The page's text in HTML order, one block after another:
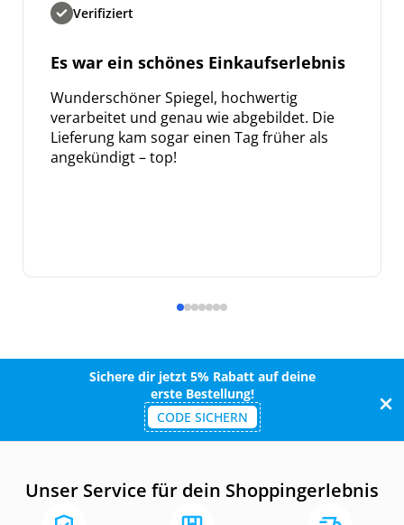
Verifiziert
Es war ein schönes Einkaufserlebnis
Wunderschöner Spiegel, hochwertig
verarbeitet und genau wie abgebildet. Die
Lieferung kam sogar einen Tag früher als
angekündigt – top!
Sichere dir jetzt 5% Rabatt auf deine
erste Bestellung!
CODE SICHERN
Unser Service für dein Shoppingerlebnis